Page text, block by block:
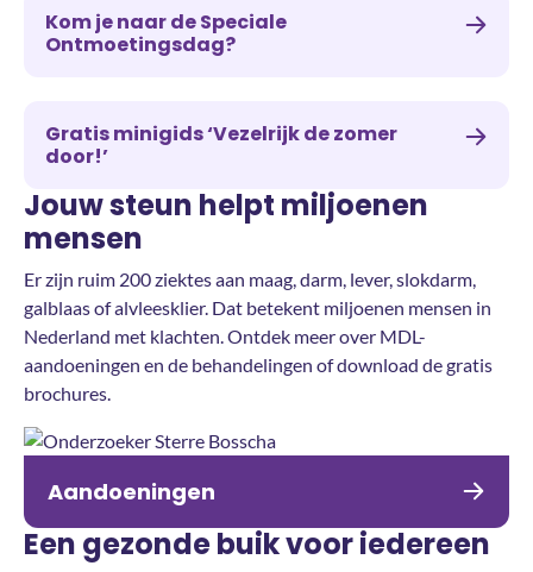
Kom je naar de Speciale
Ontmoetingsdag?
Gratis minigids ‘Vezelrijk de zomer
door!’
Jouw steun helpt miljoenen
mensen
Er zijn ruim 200 ziektes aan maag, darm, lever, slokdarm,
galblaas of alvleesklier. Dat betekent miljoenen mensen in
Nederland met klachten. Ontdek meer over MDL-
aandoeningen en de behandelingen of download de gratis
brochures.
Aandoeningen
Een gezonde buik voor iedereen